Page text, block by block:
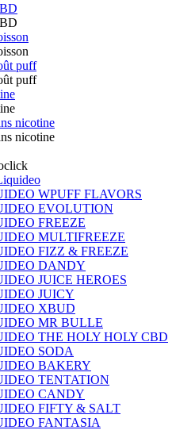
puff
puff
nicotine
nicotine
WPUFF FLAVORS
EVOLUTION
FREEZE
MULTIFREEZE
FIZZ & FREEZE
DANDY
JUICE HEROES
JUICY
XBUD
MR BULLE
THE HOLY HOLY CBD
SODA
BAKERY
TENTATION
CANDY
FIFTY & SALT
FANTASIA